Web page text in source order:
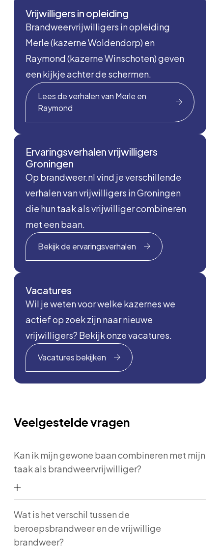
Vrijwilligers in opleiding
Brandweervrijwilligers in opleiding
Merle (kazerne Woldendorp) en
Raymond (kazerne Winschoten) geven
een kijkje achter de schermen.
Lees de verhalen van Merle en
Raymond
Ervaringsverhalen vrijwilligers
Groningen
Op brandweer.nl vind je verschillende
verhalen van vrijwilligers in Groningen
die hun taak als vrijwilliger combineren
met een baan.
Bekijk de ervaringsverhalen
Vacatures
Wil je weten voor welke kazernes we
actief op zoek zijn naar nieuwe
vrijwilligers? Bekijk onze vacatures.
Vacatures bekijken
Veelgestelde vragen
Kan ik mijn gewone baan combineren met mijn
taak als brandweervrijwilliger?
Wat is het verschil tussen de
beroepsbrandweer en de vrijwillige
brandweer?